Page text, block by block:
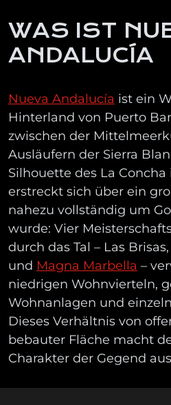
WAS IST
ANDALUCÍA
Nueva Andalucía ist ein
Hinterland von Puerto
zwischen der
Ausläufern der Sierra
Silhouette des La Concha
erstreckt sich über ein
nahezu vollständig um
wurde: Vier
durch das Tal – Las
und Magna Marbella –
niedrigen Wohnvierteln,
Wohnanlagen und
Dieses Verhältnis von
bebauter Fläche macht
Charakter der Gegend
Das Tal hat sich zu einer